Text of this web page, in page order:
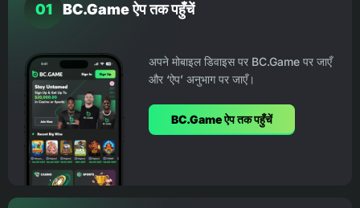
01 BC.Game ऐप तक पहुँचें
अपने मोबाइल डिवाइस पर BC.Game पर जाएँ
और ‘ऐप’ अनुभाग पर जाएँ।
BC.Game ऐप तक पहुँचें